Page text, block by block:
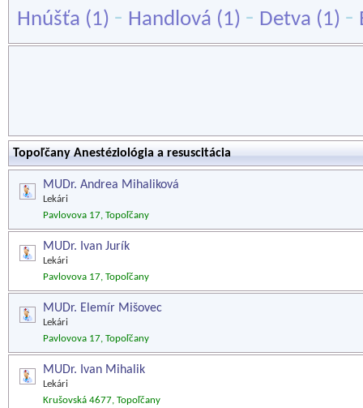
Hnúšťa (1) - Handlová (1) - Detva (1) -
Topoľčany Anestéziológia a resuscitácia
MUDr. Andrea Mihaliková
Lekári
Pavlovova 17, Topoľčany
MUDr. Ivan Jurík
Lekári
Pavlovova 17, Topoľčany
MUDr. Elemír Mišovec
Lekári
Pavlovova 17, Topoľčany
MUDr. Ivan Mihalik
Lekári
Krušovská 4677, Topoľčany